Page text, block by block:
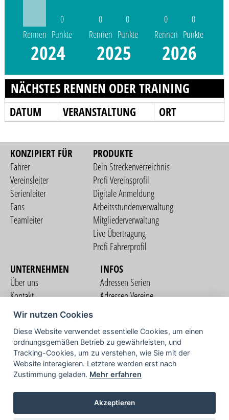
Rennen
0
Punkte
2024
0
Rennen
0
Punkte
2025
0
Rennen
0
Punkte
2026
NÄCHSTES RENNEN ODER TRAINING
DATUM VERANSTALTUNG ORT
KONZIPIERT FÜR
Fahrer
Vereinsleiter
Serienleiter
Fans
Teamleiter
PRODUKTE
Dein Streckenverzeichnis
Profi Vereinsprofil
Digitale Anmeldung
Arbeitsstundenverwaltung
Mitgliederverwaltung
Live Übertragung
Profi Fahrerprofil
UNTERNEHMEN
Über uns
Kontakt
Nutzungsbedingungen
Datenschutzerklärung
Impressum
INFOS
Adressen Serien
Adressen Vereine
COMMUNITY
TV
Wir nutzen Cookies
Diese Website verwendet essentielle Cookies, um einen
ordnungsgemäßen Betrieb zu gewährleisten, und
Tracking-Cookies, um zu verstehen, wie Sie mit der
Website interagieren. Letztere werden erst nach
Zustimmung geladen. Mehr erfahren
Akzeptieren